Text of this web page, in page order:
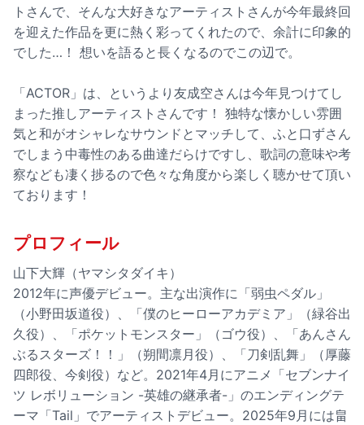
トさんで、そんな大好きなアーティストさんが今年最終回
を迎えた作品を更に熱く彩ってくれたので、余計に印象的
でした…！ 想いを語ると長くなるのでこの辺で。
「ACTOR」は、というより友成空さんは今年見つけてし
まった推しアーティストさんです！ 独特な懐かしい雰囲
気と和がオシャレなサウンドとマッチして、ふと口ずさん
でしまう中毒性のある曲達だらけですし、歌詞の意味や考
察なども凄く捗るので色々な角度から楽しく聴かせて頂い
ております！
プロフィール
山下大輝（ヤマシタダイキ）
2012年に声優デビュー。主な出演作に「弱虫ペダル」
（小野田坂道役）、「僕のヒーローアカデミア」（緑谷出
久役）、「ポケットモンスター」（ゴウ役）、「あんさん
ぶるスターズ！！」（朔間凛月役）、「刀剣乱舞」（厚藤
四郎役、今剣役）など。2021年4月にアニメ「セブンナイ
ツ レボリューション -英雄の継承者-」のエンディングテ
ーマ「Tail」でアーティストデビュー。2025年9月には畠